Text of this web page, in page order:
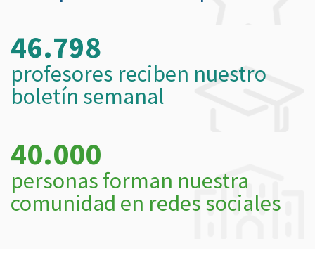
46.798
profesores reciben nuestro
boletín semanal
40.000
personas forman nuestra
comunidad en redes sociales